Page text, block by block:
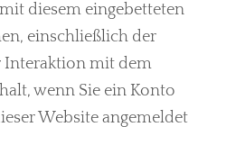
diesem eingebetteten
einschließlich der
Interaktion mit dem
wenn Sie ein Konto
Website angemeldet